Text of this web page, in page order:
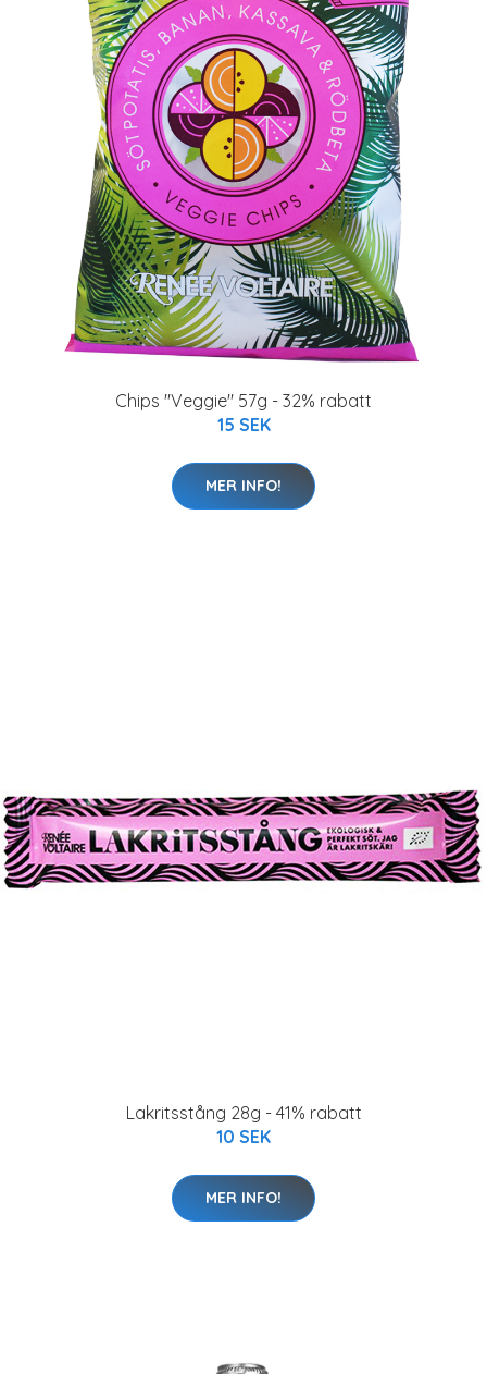
Chips "Veggie" 57g - 32% rabatt
15 SEK
MER INFO!
Lakritsstång 28g - 41% rabatt
10 SEK
MER INFO!